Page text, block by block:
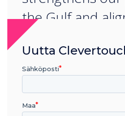
the Gulf and
vision to make
technology more
across key
Uutta
Sähköposti
Maa